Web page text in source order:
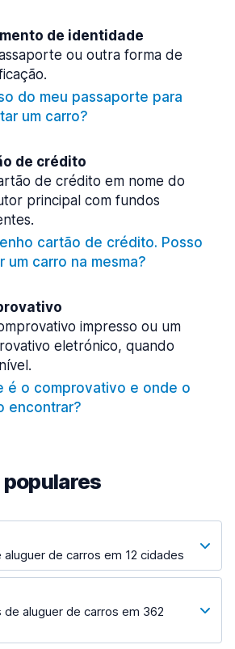
de identidade
ou outra forma de
do meu passaporte para
um carro?
de crédito
de crédito em nome do
principal com fundos
cartão de crédito. Posso
um carro na mesma?
impresso ou um
eletrónico, quando
é o comprovativo e onde o
encontrar?
de carros em 12 cidades
3 localizações
aluguer de carros em 362